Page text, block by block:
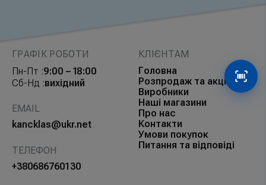
ГРАФІК РОБОТИ
Пн-Пт :9:00 – 18:00
Сб-Нд :вихідний
EMAIL
kancklas@ukr.net
ТЕЛЕФОН
+380686760130
КЛІЄНТАМ
Головна
Розпродаж та акції
Виробники
Наші магазини
Про нас
Контакти
Умови покупок
Питання та відповіді